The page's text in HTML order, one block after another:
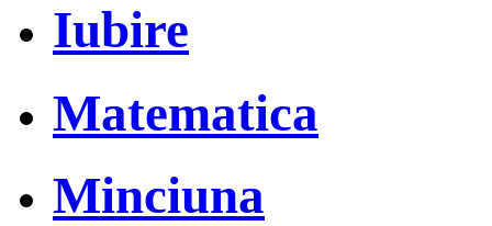
Iubire
Matematica
Minciuna